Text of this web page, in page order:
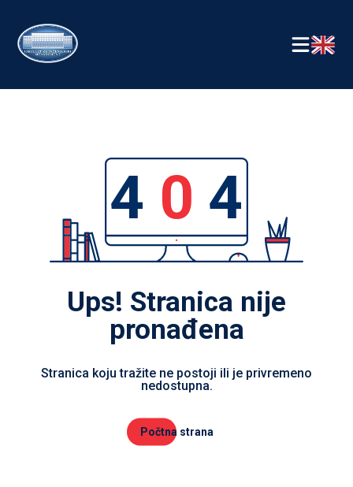
4 0 4
Ups! Stranica nije
pronađena
Stranica koju tražite ne postoji ili je privremeno
nedostupna.
Počtna strana